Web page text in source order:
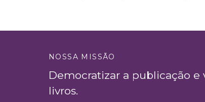
NOSSA MISSÃO
Democratizar a publicação e
livros.